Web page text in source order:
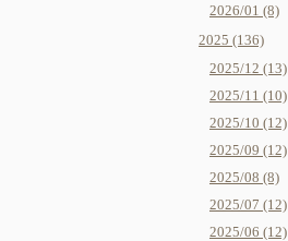
2026/01 (8)
2025 (136)
2025/12 (13)
2025/11 (10)
2025/10 (12)
2025/09 (12)
2025/08 (8)
2025/07 (12)
2025/06 (12)